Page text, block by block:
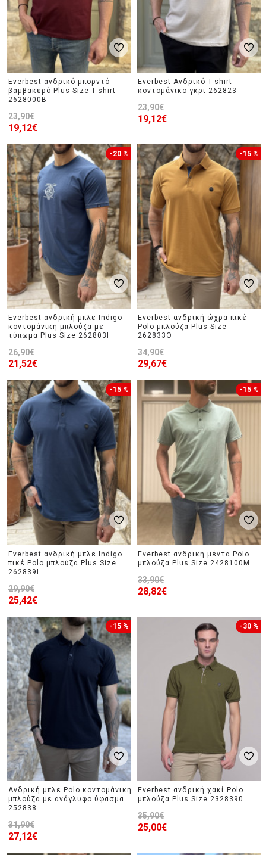
Everbest ανδρικό μπορντό
βαμβακερό Plus Size T-shirt
2628000B
19,12€
23,90€
Everbest Ανδρικό T-shirt
κοντομάνικο γκρι 262823
19,12€
23,90€
-20 %
Everbest ανδρική μπλε Indigo
κοντομάνικη μπλούζα με
τύπωμα Plus Size 262803I
21,52€
26,90€
-15 %
Everbest ανδρική ώχρα πικέ
Polo μπλούζα Plus Size
262833O
29,67€
34,90€
-15 %
Everbest ανδρική μπλε Indigo
πικέ Polo μπλούζα Plus Size
262839I
25,42€
29,90€
-15 %
Everbest ανδρική μέντα Polo
μπλούζα Plus Size 2428100M
28,82€
33,90€
-15 %
Ανδρική μπλε Polo κοντομάνικη
μπλούζα με ανάγλυφο ύφασμα
252838
27,12€
31,90€
-30 %
Everbest ανδρική χακί Polo
μπλούζα Plus Size 2328390
25,00€
35,90€